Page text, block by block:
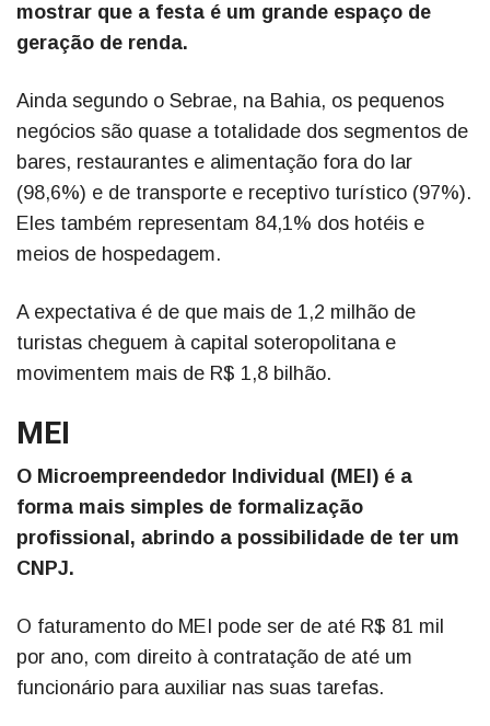
mostrar que a festa é um grande espaço de
geração de renda.
Ainda segundo o Sebrae, na Bahia, os pequenos
negócios são quase a totalidade dos segmentos de
bares, restaurantes e alimentação fora do lar
(98,6%) e de transporte e receptivo turístico (97%).
Eles também representam 84,1% dos hotéis e
meios de hospedagem.
A expectativa é de que mais de 1,2 milhão de
turistas cheguem à capital soteropolitana e
movimentem mais de R$ 1,8 bilhão.
MEI
O Microempreendedor Individual (MEI) é a
forma mais simples de formalização
profissional, abrindo a possibilidade de ter um
CNPJ.
O faturamento do MEI pode ser de até R$ 81 mil
por ano, com direito à contratação de até um
funcionário para auxiliar nas suas tarefas.